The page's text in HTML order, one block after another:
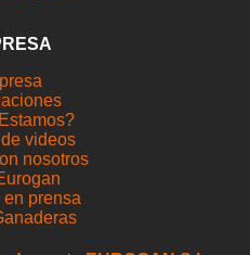
videos
nosotros
en prensa